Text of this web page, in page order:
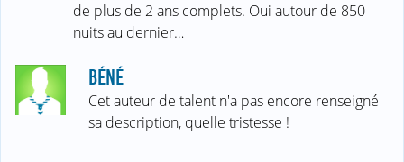
de plus de 2 ans complets. Oui autour de 850
nuits au dernier…
BÉNÉ
Cet auteur de talent n'a pas encore renseigné
sa description, quelle tristesse !